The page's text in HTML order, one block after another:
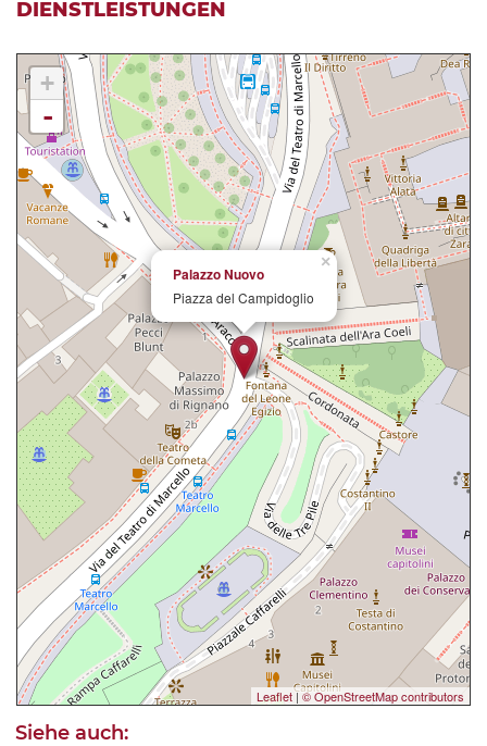
DIENSTLEISTUNGEN
×
Palazzo Nuovo
Piazza del Campidoglio
+
-
Leaflet|© OpenStreetMap contributors